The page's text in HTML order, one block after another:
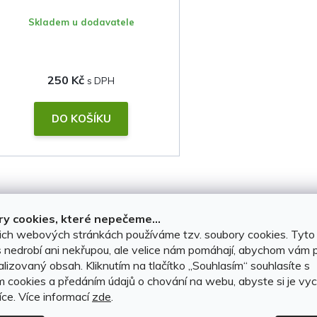
cookies, které nepečeme...
webových stránkách používáme tzv. soubory cookies. Tyto
nedrobí ani nekřupou, ale velice nám pomáhají, abychom vám
obsah. Kliknutím na tlačítko ,,Souhlasím“ souhlasíte s
cookies a předáním údajů o chování na webu, abyste si je
Více informací zde
Skladem u dodavatele
250 Kč
DO KOŠÍKU
O
l
á
d
a